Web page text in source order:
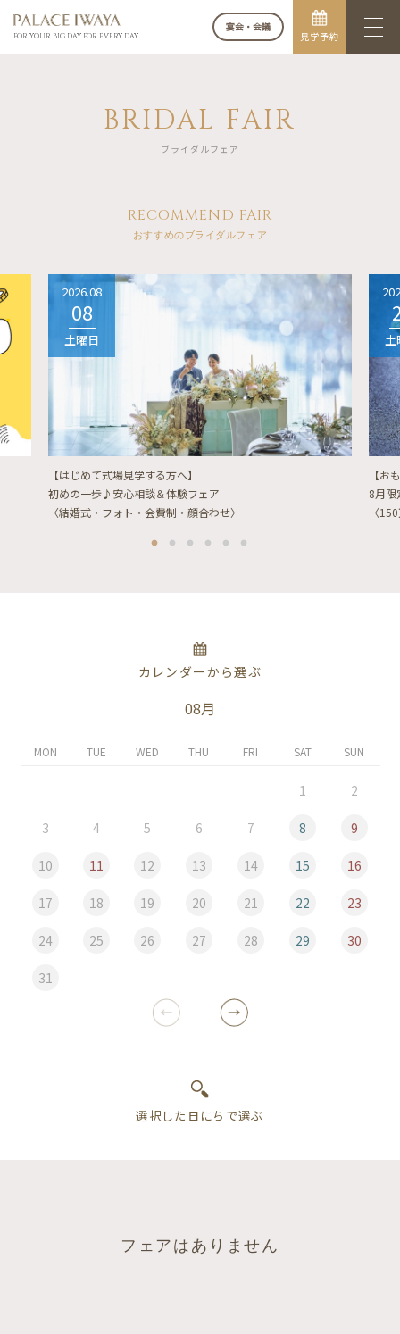
FOR YOUR BIG DAY. FOR EVERY DAY.
宴会・会議
見学予約
BRIDAL FAIR
ブライダルフェア
RECOMMEND FAIR
おすすめのブライダルフェア
2026.08
08
土曜日
【はじめて式場見学する方へ】
初めの一歩♪安心相談＆体験フェア
〈結婚式・フォト・会費制・顔合わせ〉
土
【お
8月限
〈
カレンダーから選ぶ
08月
MON TUE WED THU FRI SAT SUN
1 2
3 4 5 6 7 8 9
10 11 12 13 14 15 16
17 18 19 20 21 22 23
24 25 26 27 28 29 30
31
フェアはありません